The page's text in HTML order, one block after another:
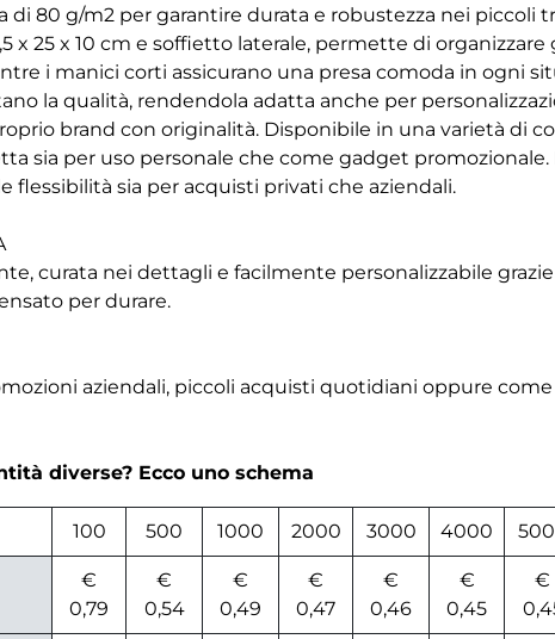
di 80 g/m2 per garantire durata e robustezza nei piccoli
x 25 x 10 cm e soffietto laterale, permette di organizzare
i manici corti assicurano una presa comoda in ogni
la qualità, rendendola adatta anche per
brand con originalità. Disponibile in una varietà di
sia per uso personale che come gadget promozionale.
flessibilità sia per acquisti privati che aziendali.
curata nei dettagli e facilmente personalizzabile
per durare.
aziendali, piccoli acquisti quotidiani oppure
diverse? Ecco uno schema
100 500 1000 2000 3000 4000
€
0,79
€
0,54
€
0,49
€
0,47
€
0,46
€
0,45
€